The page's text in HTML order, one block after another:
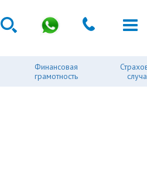
Финансовая
грамотность